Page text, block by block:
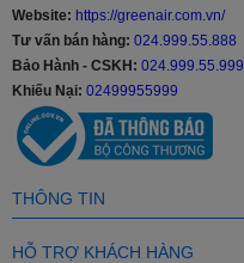
Website: https://greenair.com.vn/
Tư vấn bán hàng: 024.999.55.888
Bảo Hành - CSKH: 024.999.55.999
Khiếu Nại: 02499955999
THÔNG TIN
HỖ TRỢ KHÁCH HÀNG